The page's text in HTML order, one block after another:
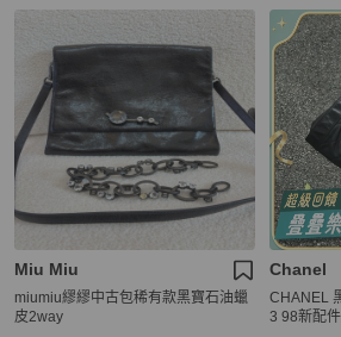
Miu Miu
miumiu繆繆中古包稀有款黑寶石油蠟
皮2way
Chanel
CHANEL
3 98新配